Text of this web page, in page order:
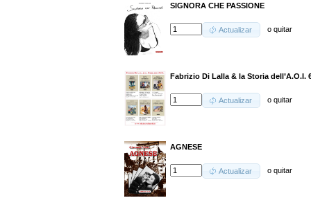
SIGNORA CHE PASSIONE
Actualizar oquitar
Fabrizio Di Lalla & la Storia dell’A.O.I.
Actualizar oquitar
AGNESE
Actualizar oquitar